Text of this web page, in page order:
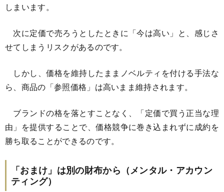
しまいます。
次に定価で売ろうとしたときに「今は高い」と、感じさ
せてしまうリスクがあるのです。
しかし、価格を維持したままノベルティを付ける手法な
ら、商品の「参照価格」は高いまま維持されます。
ブランドの格を落とすことなく、「定価で買う正当な理
由」を提供することで、価格競争に巻き込まれずに成約を
勝ち取ることができるのです。
「おまけ」は別の財布から（メンタル・アカウン
ティング）